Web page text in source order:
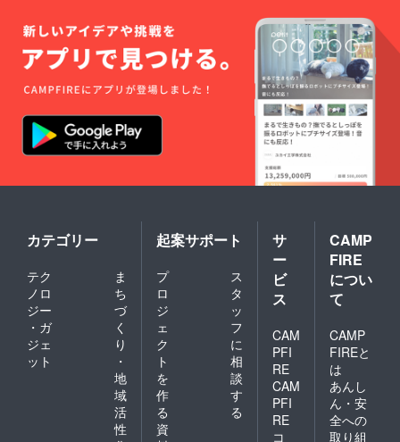
にんに
く・ph
調整剤
（乳を
含む）
内容
量：
100g 賞
味期
限：製
り60日
度以下
で保存
してく
ださ
い。）
製造
者：株
大 富
山県富
山市牛
島町１
８－７
アーバ
ンプレ
イス B1
わさび
ソース
焼き 原
材料：
冷凍牡
蠣（加
熱調理
用・広
島県
産）、
ネー
ま味調
味料、
白だ
し、ね
りわさ
（卵・
含む）
内容
量：冷
凍牡蠣
50g、わ
さび
ソース
70g 賞
です。
カテゴリー
テク
ノロ
ジー
・ガ
ジェ
ット
ま
ち
づ
く
り
・
地
域
活
性
起案サポート
プ
ロ
ジ
ェ
ク
ト
を
作
る
ス
タ
ッ
フ
に
相
談
す
る
資
サ
ー
ビ
ス
CAM
PFI
RE
CAM
PFI
RE
コ
CAMP
FIRE
につい
て
CAMP
FIREと
は
あんし
ん・安
全への
取り組